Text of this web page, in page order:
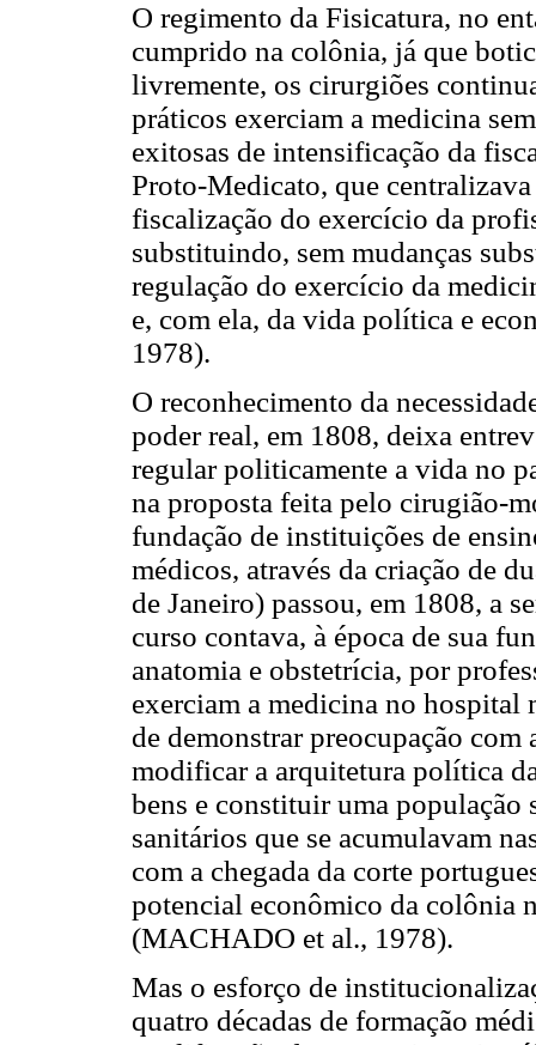
O regimento da Fisicatura, no
cumprido na colônia, já que
livremente, os cirurgiões
práticos exerciam a medicina
exitosas de intensificação da
Proto-Medicato, que
fiscalização do exercício da
substituindo, sem mudanças
regulação do exercício da
e, com ela, da vida política e
1978).
O reconhecimento da
poder real, em 1808, deixa
regular politicamente a vida no
na proposta feita pelo cirugião-
fundação de instituições de
médicos, através da criação de
de Janeiro) passou, em 1808, a
curso contava, à época de sua
anatomia e obstetrícia, por
exerciam a medicina no
de demonstrar preocupação com
modificar a arquitetura política
bens e constituir uma
sanitários que se acumulavam
com a chegada da corte
potencial econômico da colônia
(MACHADO et al., 1978).
Mas o esforço de
quatro décadas de formação